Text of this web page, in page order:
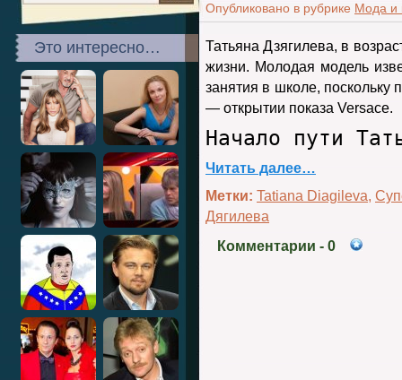
Это интересно…
Опубликовано в рубрике Мода и
Татьяна Дзягилева, в
жизни. Молодая модель
занятия в школе,
— открытии показа Versace.
Начало пути
Читать далее…
Метки: Tatiana Diagileva,
Дягилева
Комментарии - 0